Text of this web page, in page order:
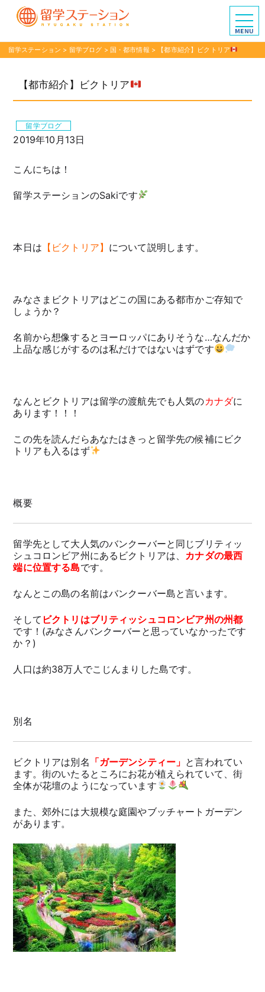
留学ステーション > 留学ブログ > 国・都市情報 > 【都市紹介】ビクトリア
【都市紹介】ビクトリア
留学ブログ
2019年10月13日
こんにちは！
留学ステーションのSakiです
本日は 【ビクトリア】 について説明します。
みなさまビクトリアはどこの国にある都市かご存知で
しょうか？
名前から想像するとヨーロッパにありそうな…なんだか
上品な感じがするのは私だけではないはずです
なんとビクトリアは留学の渡航先でも人気のカナダに
あります！！！
この先を読んだらあなたはきっと留学先の候補にビク
トリアも入るはず
概要
留学先として大人気のバンクーバーと同じブリティッ
シュコロンビア州にあるビクトリアは、 カナダの最西
端に位置する島です。
なんとこの島の名前はバンクーバー島と言います。
そして ビクトリはブリティッシュコロンビア州の州都
です！(みなさんバンクーバーと思っていなかったです
か？)
人口は約38万人でこじんまりした島です。
別名
ビクトリアは別名 「ガーデンシティー」 と言われてい
ます。街のいたるところにお花が植えられていて、街
全体が花壇のようになっています
また、郊外には大規模な庭園やブッチャートガーデン
があります。